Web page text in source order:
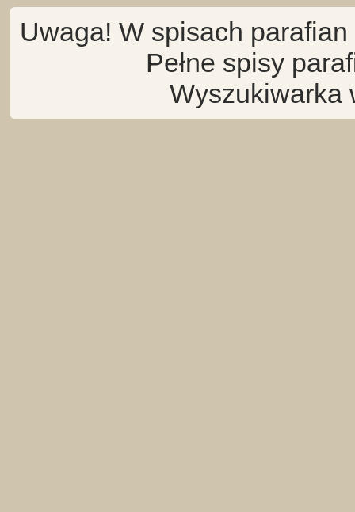
Uwaga! W spisach
Pełne spisy
Wyszukiwarka